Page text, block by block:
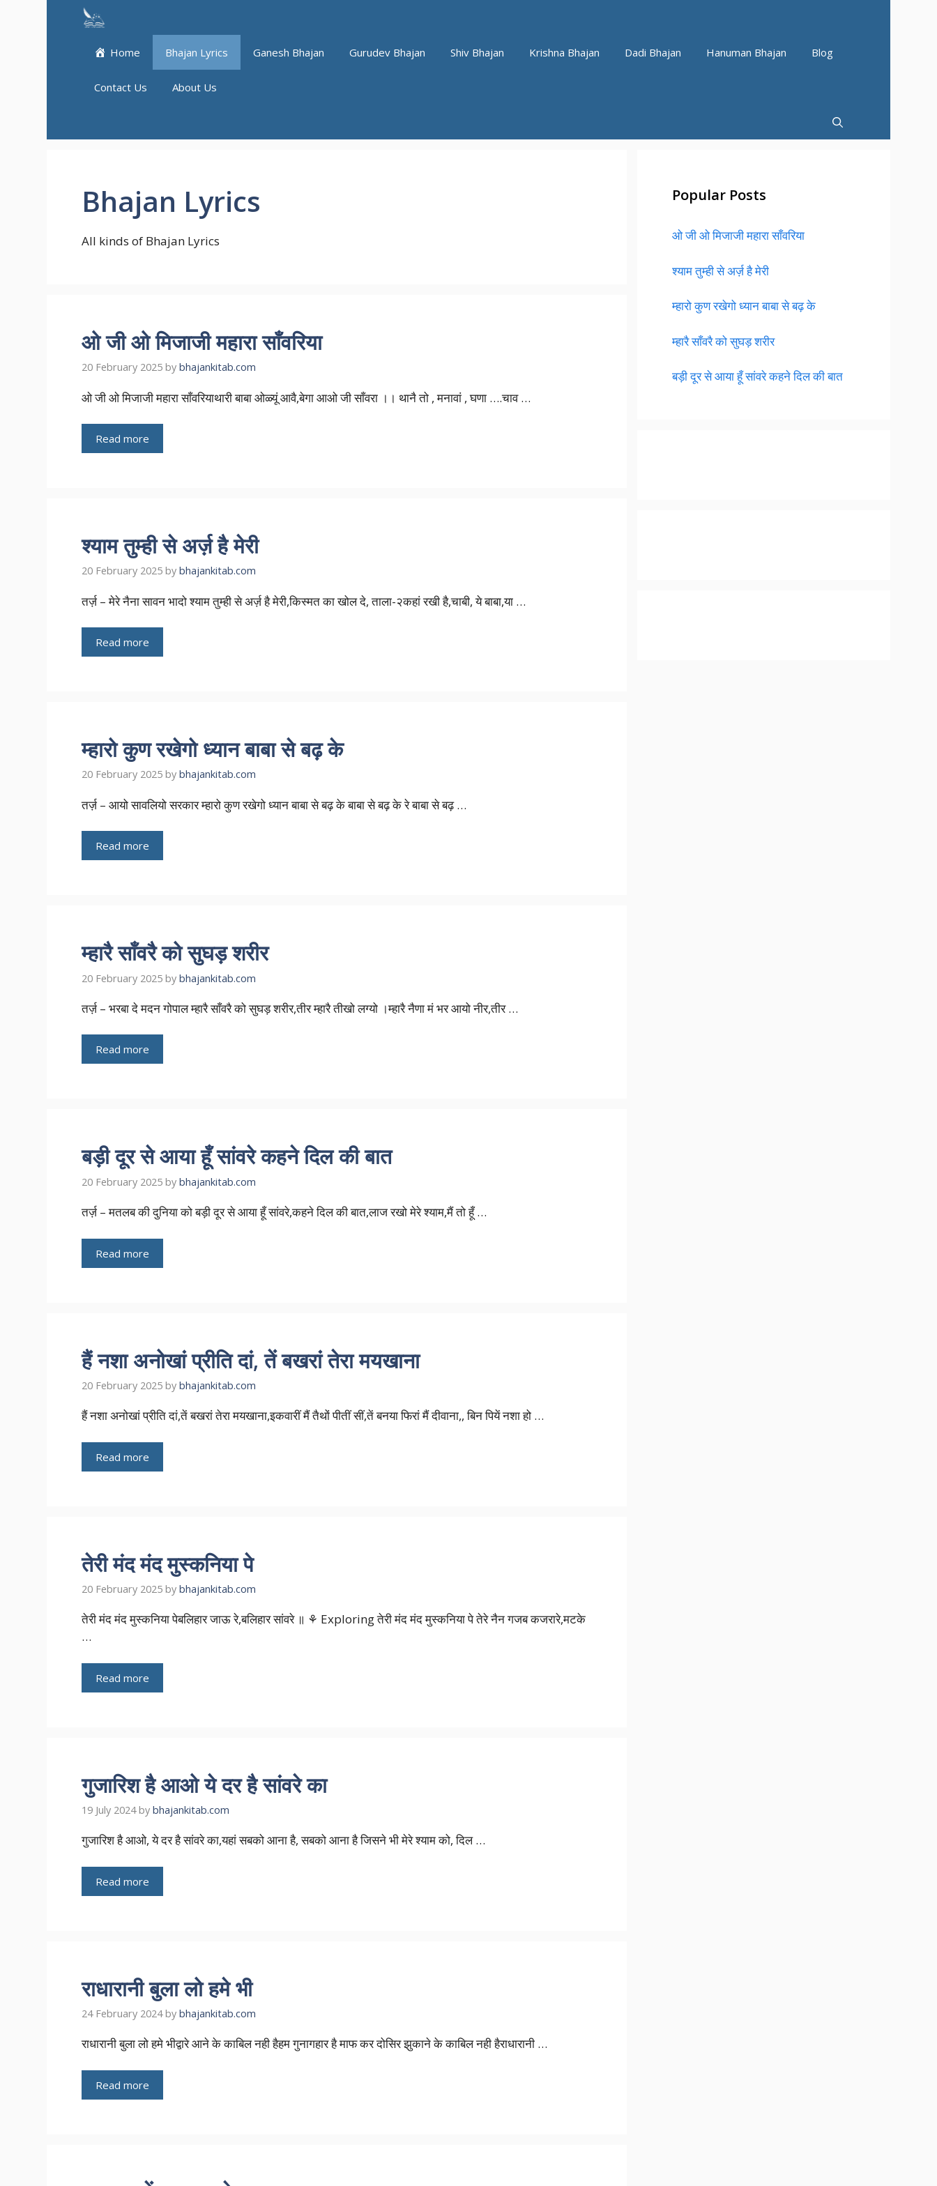
Home Bhajan Lyrics Ganesh Bhajan Gurudev Bhajan Shiv Bhajan Krishna Bhajan Dadi Bhajan Hanuman Bhajan Blog
Contact Us About Us
Bhajan Lyrics
All kinds of Bhajan Lyrics
ओ जी ओ मिजाजी महारा साँवरिया
20 February 2025 by bhajankitab.com
ओ जी ओ मिजाजी महारा साँवरियाथारी बाबा ओळ्यूं आवै,बेगा आओ जी साँवरा ।। थानै तो , मनावां , घणा ….चाव …
Read more
श्याम तुम्ही से अर्ज़ है मेरी
20 February 2025 by bhajankitab.com
तर्ज़ – मेरे नैना सावन भादो श्याम तुम्ही से अर्ज़ है मेरी,किस्मत का खोल दे, ताला-२कहां रखी है,चाबी, ये बाबा,या …
Read more
म्हारो कुण रखेगो ध्यान बाबा से बढ़ के
20 February 2025 by bhajankitab.com
तर्ज़ – आयो सावलियो सरकार म्हारो कुण रखेगो ध्यान बाबा से बढ़ के बाबा से बढ़ के रे बाबा से बढ़ …
Read more
म्हारै साँवरै को सुघड़ शरीर
20 February 2025 by bhajankitab.com
तर्ज़ – भरबा दे मदन गोपाल म्हारै साँवरै को सुघड़ शरीर,तीर म्हारै तीखो लग्यो ।म्हारै नैणा मं भर आयो नीर,तीर …
Read more
बड़ी दूर से आया हूँ सांवरे कहने दिल की बात
20 February 2025 by bhajankitab.com
तर्ज़ – मतलब की दुनिया को बड़ी दूर से आया हूँ सांवरे,कहने दिल की बात,लाज रखो मेरे श्याम,मैं तो हूँ …
Read more
हैं नशा अनोखां प्रीति दां, तें बखरां तेरा मयखाना
20 February 2025 by bhajankitab.com
हैं नशा अनोखां प्रीति दां,तें बखरां तेरा मयखाना,इकवारीं मैं तैथों पीतीं सीं,तें बनया फिरां मैं दीवाना,, बिन पियें नशा हो …
Read more
तेरी मंद मंद मुस्कनिया पे
20 February 2025 by bhajankitab.com
तेरी मंद मंद मुस्कनिया पेबलिहार जाऊ रे,बलिहार सांवरे ॥ ⚘ Exploring तेरी मंद मंद मुस्कनिया पे तेरे नैन गजब कजरारे,मटके
…
Read more
गुजारिश है आओ ये दर है सांवरे का
19 July 2024 by bhajankitab.com
गुजारिश है आओ, ये दर है सांवरे का,यहां सबको आना है, सबको आना है जिसने भी मेरे श्याम को, दिल …
Read more
राधारानी बुला लो हमे भी
24 February 2024 by bhajankitab.com
राधारानी बुला लो हमे भीद्वारे आने के काबिल नही हैहम गुनागहार है माफ कर दोसिर झुकाने के काबिल नही हैराधारानी …
Read more
Popular Posts
ओ जी ओ मिजाजी महारा साँवरिया
श्याम तुम्ही से अर्ज़ है मेरी
म्हारो कुण रखेगो ध्यान बाबा से बढ़ के
म्हारै साँवरै को सुघड़ शरीर
बड़ी दूर से आया हूँ सांवरे कहने दिल की बात